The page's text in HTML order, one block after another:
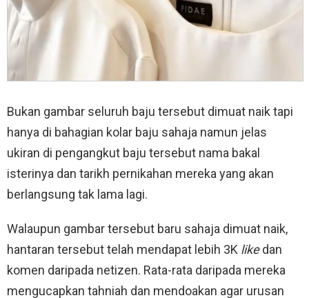
Bukan gambar seluruh baju tersebut dimuat naik tapi
hanya di bahagian kolar baju sahaja namun jelas
ukiran di pengangkut baju tersebut nama bakal
isterinya dan tarikh pernikahan mereka yang akan
berlangsung tak lama lagi.
Walaupun gambar tersebut baru sahaja dimuat naik,
hantaran tersebut telah mendapat lebih 3K like dan
komen daripada netizen. Rata-rata daripada mereka
mengucapkan tahniah dan mendoakan agar urusan